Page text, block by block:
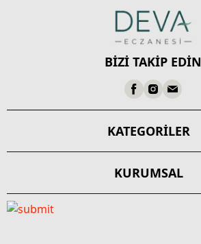
BİZİ TAKİP EDİN
KATEGORİLER
KURUMSAL